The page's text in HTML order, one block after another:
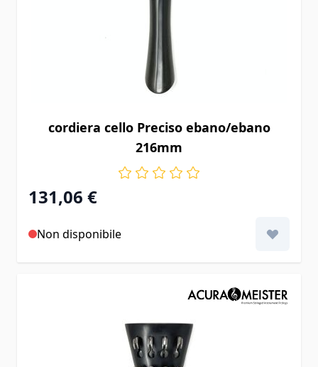
cordiera cello Preciso ebano/ebano
216mm
131,06 €
Non disponibile